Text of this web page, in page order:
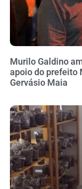
Murilo Galdino
apoio do prefeito
Gervásio Maia